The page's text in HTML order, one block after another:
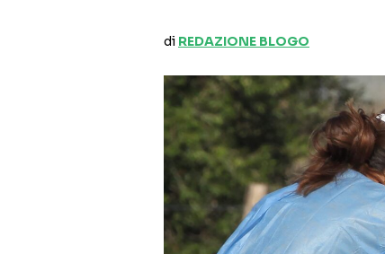
di REDAZIONE BLOGO